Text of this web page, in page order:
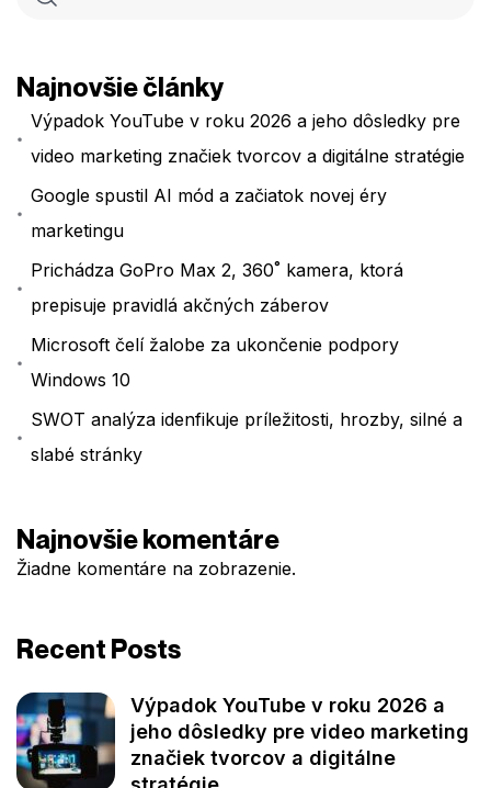
Najnovšie články
Výpadok YouTube v roku 2026 a jeho dôsledky pre
video marketing značiek tvorcov a digitálne stratégie
Google spustil AI mód a začiatok novej éry
marketingu
Prichádza GoPro Max 2, 360˚ kamera, ktorá
prepisuje pravidlá akčných záberov
Microsoft čelí žalobe za ukončenie podpory
Windows 10
SWOT analýza idenfikuje príležitosti, hrozby, silné a
slabé stránky
Najnovšie komentáre
Žiadne komentáre na zobrazenie.
Recent Posts
Výpadok YouTube v roku 2026 a
jeho dôsledky pre video marketing
značiek tvorcov a digitálne